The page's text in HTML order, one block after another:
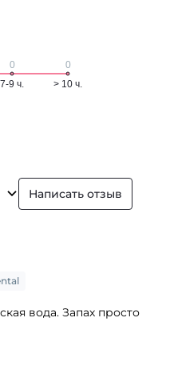
Написать отзыв
вода. Запах просто